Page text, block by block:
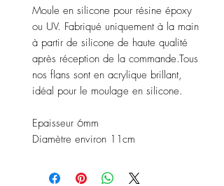
Moule en silicone pour résine époxy
ou UV. Fabriqué uniquement à la main
à partir de silicone de haute qualité
après réception de la commande.Tous
nos flans sont en acrylique brillant,
idéal pour le moulage en silicone.
Epaisseur 6mm
Diamètre environ 11cm